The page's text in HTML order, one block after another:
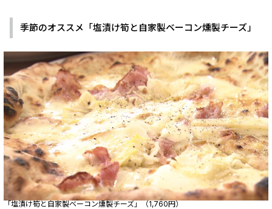
季節のオススメ「塩漬け筍と自家製ベーコン燻製チーズ」
「塩漬け筍と自家製ベーコン燻製チーズ」（1,760円）